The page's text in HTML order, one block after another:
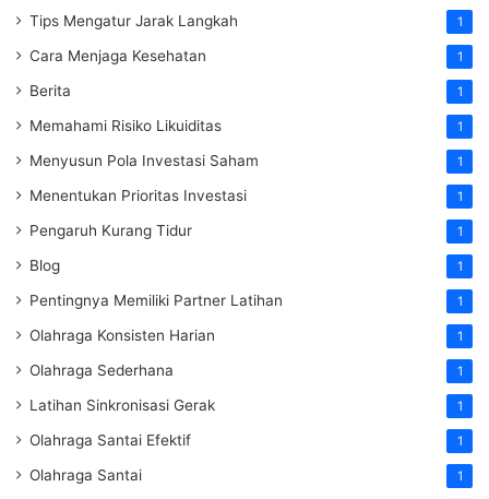
Tips Mengatur Jarak Langkah 1
Cara Menjaga Kesehatan 1
Berita 1
Memahami Risiko Likuiditas 1
Menyusun Pola Investasi Saham 1
Menentukan Prioritas Investasi 1
Pengaruh Kurang Tidur 1
Blog 1
Pentingnya Memiliki Partner Latihan 1
Olahraga Konsisten Harian 1
Olahraga Sederhana 1
Latihan Sinkronisasi Gerak 1
Olahraga Santai Efektif 1
Olahraga Santai 1